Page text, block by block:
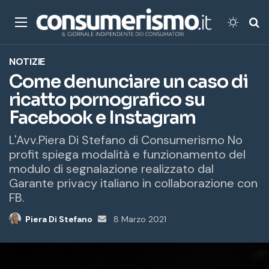
Menu
NOTIZIE
Come denunciare un caso di
ricatto pornografico su
Facebook e Instagram
L'Avv.Piera Di Stefano di Consumerismo No
profit spiega modalità e funzionamento del
modulo di segnalazione realizzato dal
Garante privacy italiano in collaborazione con
FB.
Piera Di Stefano
Invia
8 Marzo 2021